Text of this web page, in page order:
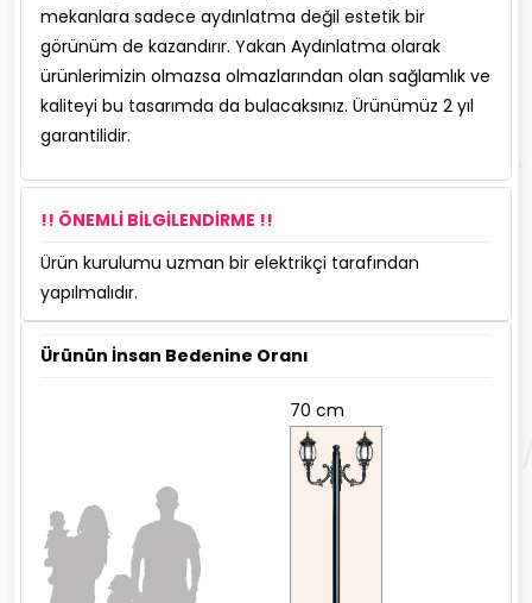
mekanlara sadece aydınlatma değil estetik bir
görünüm de kazandırır. Yakan Aydınlatma olarak
ürünlerimizin olmazsa olmazlarından olan sağlamlık ve
kaliteyi bu tasarımda da bulacaksınız. Ürünümüz 2 yıl
garantilidir.
!! ÖNEMLİ BİLGİLENDİRME !!
Ürün kurulumu uzman bir elektrikçi tarafından
yapılmalıdır.
Ürünün İnsan Bedenine Oranı
70 cm